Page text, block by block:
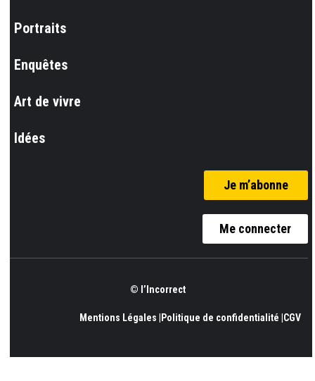
Portraits
Enquêtes
Art de vivre
Idées
Je m’abonne
Me connecter
© l’Incorrect
Mentions Légales | Politique de confidentialité | CGV